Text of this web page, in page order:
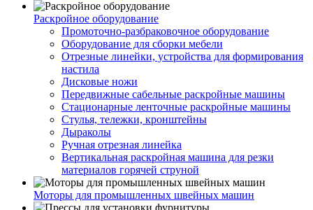
Раскройное оборудование
Промоточно-разбраковочное оборудование
Оборудование для сборки мебели
Отрезные линейки, устройства для формирования
настила
Дисковые ножи
Передвижные сабельные раскройные машины
Стационарные ленточные раскройные машины
Стулья, тележки, кронштейны
Дыраколы
Ручная отрезная линейка
Вертикальная раскройная машина для резки
материалов горячей струной
Моторы для промышленных швейных машин